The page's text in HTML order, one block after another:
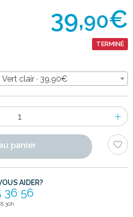
39,90€
TERMINÉ
Cravate unie vert clair · Vert clair · 39,90€
panier
AIDER?
36 56